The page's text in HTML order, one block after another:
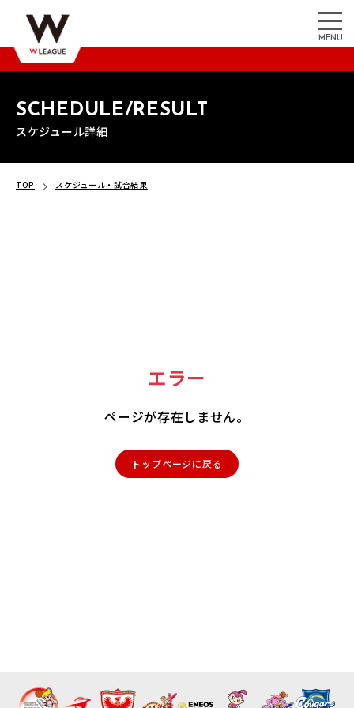
MENU
SCHEDULE/RESULT
スケジュール詳細
TOP スケジュール・試合結果
エラー
ページが存在しません。
トップページに戻る